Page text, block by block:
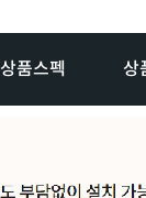
상품스펙 상